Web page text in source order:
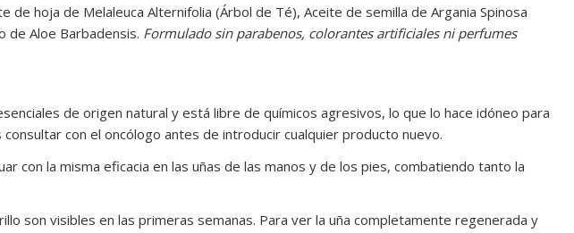
de hoja de Melaleuca Alternifolia (Árbol de Té), Aceite de semilla de Argania Spinosa
de Aloe Barbadensis. Formulado sin parabenos, colorantes artificiales ni perfumes
de origen natural y está libre de químicos agresivos, lo que lo hace idóneo para
con el oncólogo antes de introducir cualquier producto nuevo.
con la misma eficacia en las uñas de las manos y de los pies, combatiendo tanto la
son visibles en las primeras semanas. Para ver la uña completamente regenerada y